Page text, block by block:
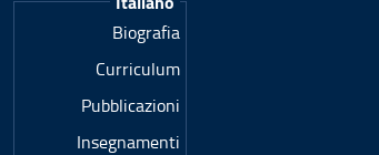
Biografia
Curriculum
Pubblicazioni
Insegnamenti